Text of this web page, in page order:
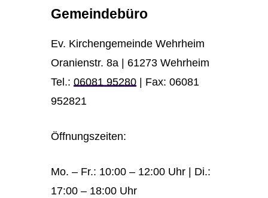
Gemeindebüro
Ev. Kirchengemeinde Wehrheim
Oranienstr. 8a | 61273 Wehrheim
Tel.: 06081 95280| Fax: 06081
952821
Öffnungszeiten:
Mo. – Fr.: 10:00 – 12:00 Uhr | Di.:
17:00 – 18:00 Uhr